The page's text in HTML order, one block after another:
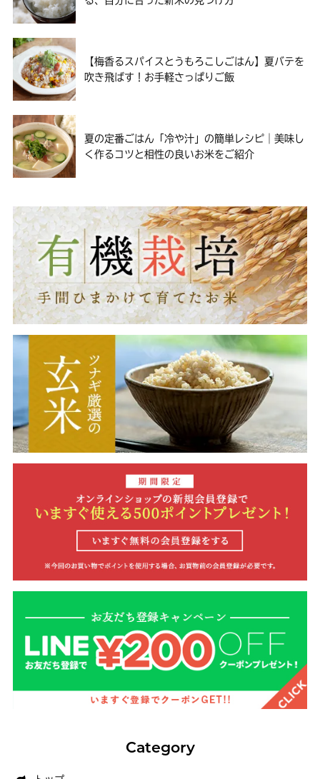
【梅香るスパイスとうもろこしごはん】夏バテを
吹き飛ばす！お手軽さっぱりご飯
夏の定番ごはん「冷や汁」の簡単レシピ｜美味し
く作るコツと相性の良いお米をご紹介
Category